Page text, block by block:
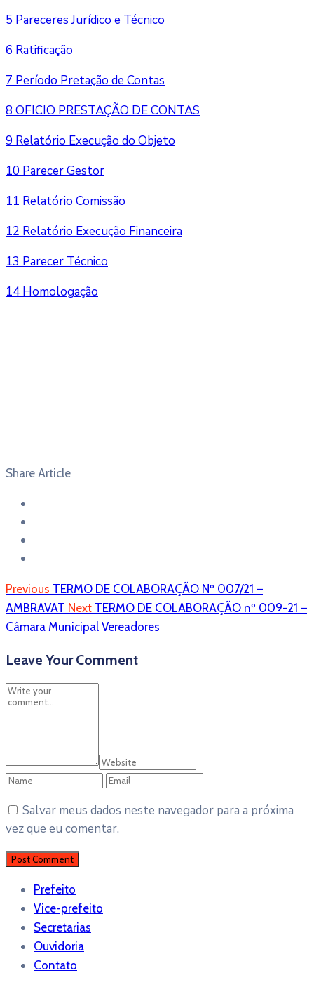
5 Pareceres Jurídico e Técnico
6 Ratificação
7 Período Pretação de Contas
8 OFICIO PRESTAÇÃO DE CONTAS
9 Relatório Execução do Objeto
10 Parecer Gestor
11 Relatório Comissão
12 Relatório Execução Financeira
13 Parecer Técnico
14 Homologação
Share Article
Previous TERMO DE COLABORAÇÃO Nº 007/21 –
AMBRAVAT Next TERMO DE COLABORAÇÃO nº 009-21 –
Câmara Municipal Vereadores
Leave Your Comment
Salvar meus dados neste navegador para a próxima
vez que eu comentar.
Prefeito
Vice-prefeito
Secretarias
Ouvidoria
Contato